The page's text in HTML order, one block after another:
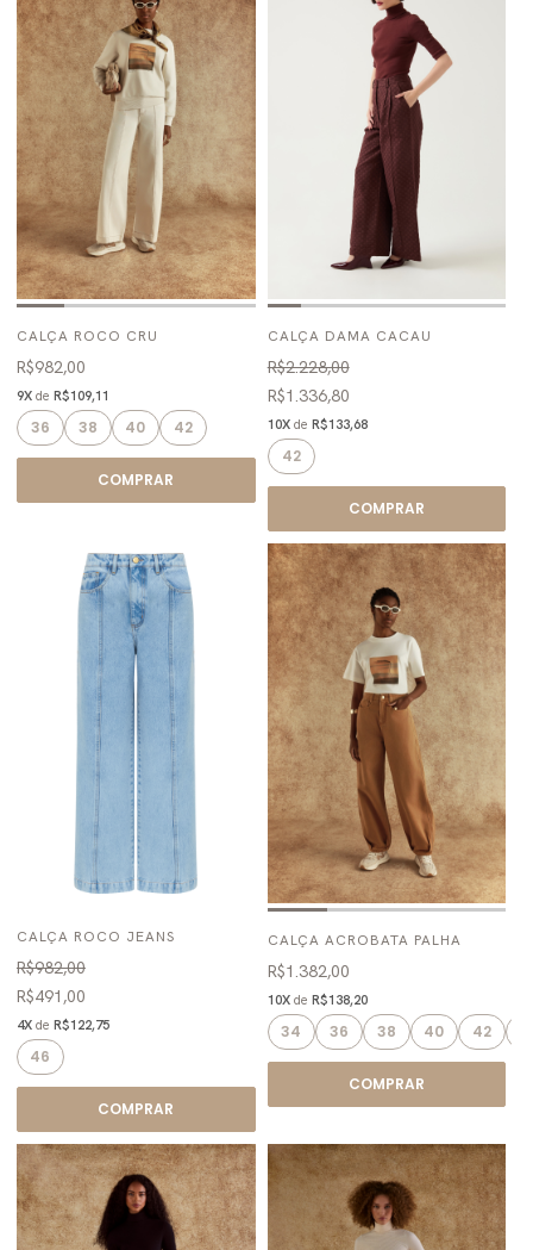
CALÇA ROCO CRU
R$982,00
9X de R$109,11
36 38 40 42
COMPRAR
CALÇA DAMA CACAU
R$2.228,00
R$1.336,80
10X de R$133,68
42
COMPRAR
CALÇA ROCO JEANS
R$982,00
R$491,00
4X de R$122,75
46
COMPRAR
CALÇA ACROBATA PALHA
R$1.382,00
10X de R$138,20
34 36 38 40 42
COMPRAR